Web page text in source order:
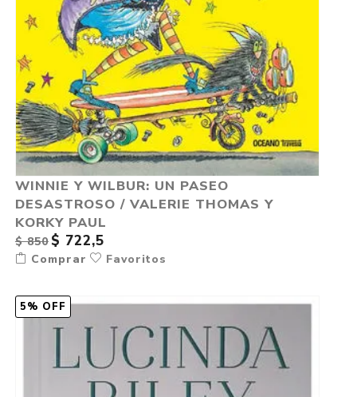
WINNIE Y WILBUR: UN PASEO
DESASTROSO / VALERIE THOMAS Y
KORKY PAUL
$ 850 $ 722,5
Comprar Favoritos
5% OFF